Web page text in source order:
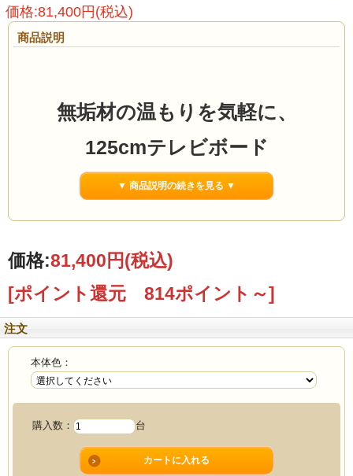
価格:81,400円(税込)
商品説明
無垢材の温もりを気軽に、
125cmテレビボード
何となく選んだテレビ台から、
“やすらげる場所”
へ変わる一台へ
「125テレビボード Low 」
▼ 商品説明の続きを見る ▼
価格:81,400円(税込)
[ポイント還元 814ポイント～]
注文
本体色：
購入数： 台